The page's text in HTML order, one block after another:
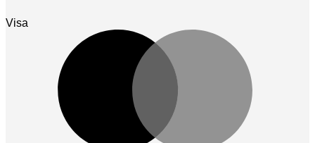
Visa